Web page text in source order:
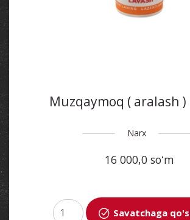
Muzqaymoq ( aralash )
Narx
16 000,0 soʻm
Savatchaga